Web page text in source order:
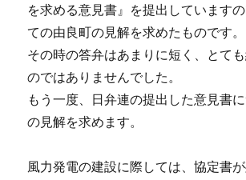
を求める意見書』を提出しています
ての由良町の見解を求めたものです。
その時の答弁はあまりに短く、とて
のではありませんでした。
もう一度、日弁連の提出した意見書
の見解を求めます。
風力発電の建設に際しては、協定書